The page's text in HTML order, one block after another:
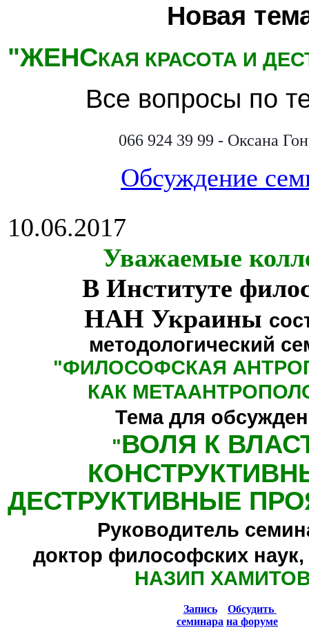
Новая
"ЖЕНСКАЯ КРАСОТА И
Все вопросы по
066 924 39 99 - Оксана
Обсуждение
10.06.2017
Уважаемые
В Институте
НАН Украины
методологический
"ФИЛОСОФСКАЯ
КАК
Тема для
"ВОЛЯ К
ДЕСТРУКТИВНЫЕ
Руководитель
доктор философских
НАЗИП
Запись
семинара
Обсудить
на форуме